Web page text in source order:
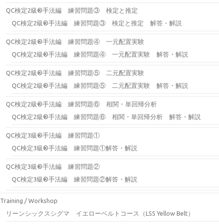
QC検定2級®手法編 練習問題③ 検定と推定
QC検定2級®手法編 練習問題③ 検定と推定 解答・解説
QC検定2級®手法編 練習問題④ 一元配置実験
QC検定2級®手法編 練習問題④ 一元配置実験 解答・解説
QC検定2級®手法編 練習問題⑤ 二元配置実験
QC検定2級®手法編 練習問題⑤ 二元配置実験 解答・解説
QC検定2級®手法編 練習問題⑥ 相関・単回帰分析
QC検定2級®手法編 練習問題⑥ 相関・単回帰分析 解答・解説
QC検定3級®手法編 練習問題①
QC検定3級®手法編 練習問題①解答・解説
QC検定3級®手法編 練習問題②
QC検定3級®手法編 練習問題②解答・解説
Training / Workshop
リーンシックスシグマ イエローベルトコース（LSS Yellow Belt）